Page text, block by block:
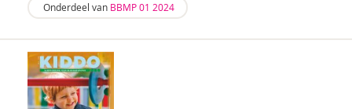
Mirjam Companjen
Ashley Cowles
Esther Daniëls
Onderdeel van BBMP 01 2024